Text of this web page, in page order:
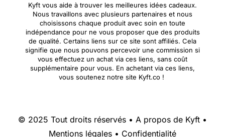
Kyft vous aide à trouver les meilleures idées cadeaux.
Nous travaillons avec plusieurs partenaires et nous
choisissons chaque produit avec soin en toute
indépendance pour ne vous proposer que des produits
de qualité. Certains liens sur ce site sont affiliés. Cela
signifie que nous pouvons percevoir une commission si
vous effectuez un achat via ces liens, sans coût
supplémentaire pour vous. En achetant via ces liens,
vous soutenez notre site Kyft.co !
© 2025 Tout droits réservés • A propos de Kyft •
Mentions légales • Confidentialité